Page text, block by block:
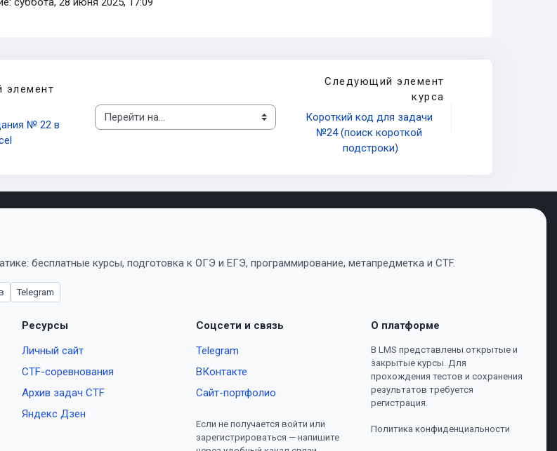
№ 22 в
Перейти на...
Следующий элемент
курса
Короткий код для задачи
№24 (поиск короткой
подстроки)
бесплатные курсы, подготовка к ОГЭ и ЕГЭ, программирование, метапредметка и CTF.
Telegram
Ресурсы
Личный сайт
CTF-соревнования
Архив задач CTF
Яндекс Дзен
Соцсети и связь
Telegram
ВКонтакте
Сайт-портфолио
Если не получается войти или
зарегистрироваться — напишите
О платформе
В LMS представлены открытые и
закрытые курсы. Для
прохождения тестов и сохранения
результатов требуется
регистрация.
Политика конфиденциальности